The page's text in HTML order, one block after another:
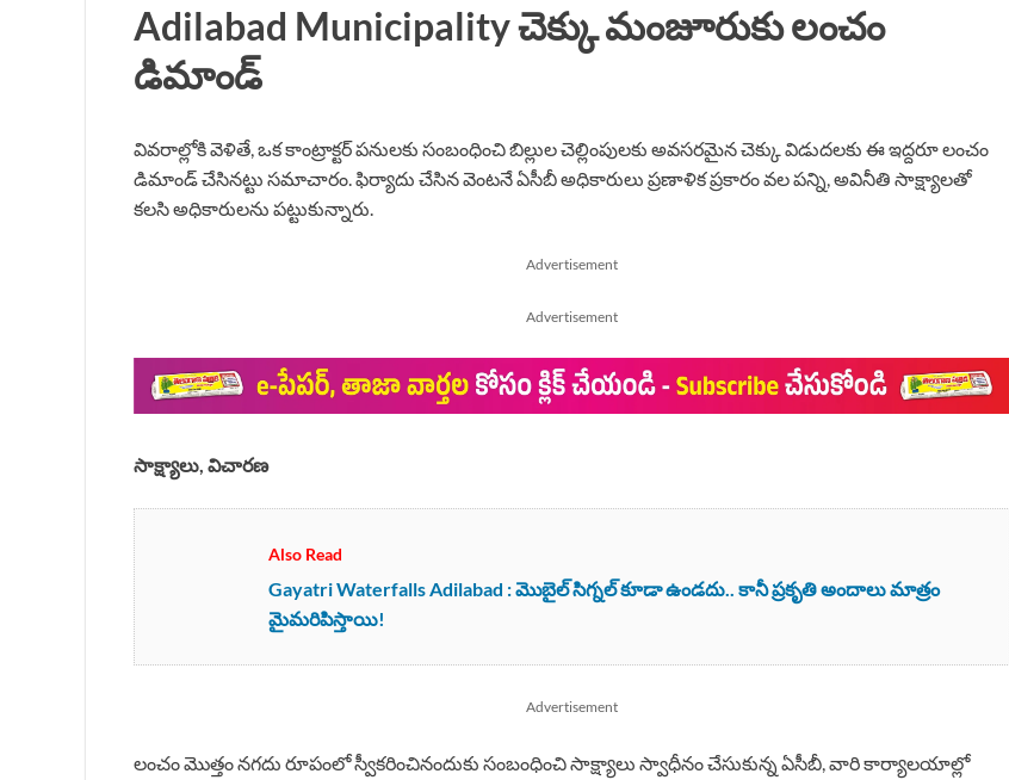
Adilabad Municipality చెక్కు మంజూరుకు లంచం
డిమాండ్
వివరాల్లోకి వెళితే, ఒక కాంట్రాక్టర్ పనులకు సంబంధించి బిల్లుల చెల్లింపులకు అవసరమైన చెక్కు విడుదలకు ఈ ఇద్దరూ లంచం
డిమాండ్ చేసినట్టు సమాచారం. ఫిర్యాదు చేసిన వెంటనే ఏసీబీ అధికారులు ప్రణాళిక ప్రకారం వల పన్ని, అవినీతి సాక్ష్యాలతో
కలసి అధికారులను పట్టుకున్నారు.
Advertisement
Advertisement
సాక్ష్యాలు, విచారణ
Also Read
Gayatri Waterfalls Adilabad : మొబైల్ సిగ్నల్ కూడా ఉండదు.. కానీ ప్రకృతి అందాలు మాత్రం
మైమరిపిస్తాయి!
Advertisement
లంచం మొత్తం నగదు రూపంలో స్వీకరించినందుకు సంబంధించి సాక్ష్యాలు స్వాధీనం చేసుకున్న ఏసీబీ, వారి కార్యాలయాల్లో